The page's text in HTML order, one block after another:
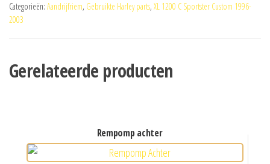
Categorieën: Aandrijfriem, Gebruikte Harley parts, XL 1200 C Sportster Custom 1996-
2003
Gerelateerde producten
rempomp achter